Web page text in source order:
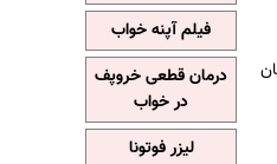
فیلم آپنه خواب
درمان قطعی خروپف
در خواب
لیزر فوتونا